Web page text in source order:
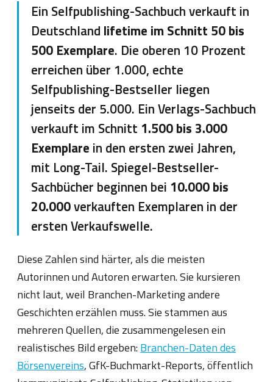
Ein Selfpublishing-Sachbuch verkauft in
Deutschland lifetime im Schnitt 50 bis
500 Exemplare. Die oberen 10 Prozent
erreichen über 1.000, echte
Selfpublishing-Bestseller liegen
jenseits der 5.000. Ein Verlags-Sachbuch
verkauft im Schnitt 1.500 bis 3.000
Exemplare in den ersten zwei Jahren,
mit Long-Tail. Spiegel-Bestseller-
Sachbücher beginnen bei 10.000 bis
20.000verkauften Exemplaren in der
ersten Verkaufswelle.
Diese Zahlen sind härter, als die meisten
Autorinnen und Autoren erwarten. Sie kursieren
nicht laut, weil Branchen-Marketing andere
Geschichten erzählen muss. Sie stammen aus
mehreren Quellen, die zusammengelesen ein
realistisches Bild ergeben:Branchen-Daten des
Börsenvereins, GfK-Buchmarkt-Reports, öffentlich